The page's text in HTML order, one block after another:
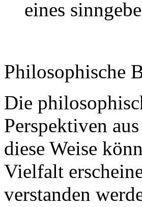
eines
Philosophische
Die
Perspektiven
diese Weise
Vielfalt
verstanden